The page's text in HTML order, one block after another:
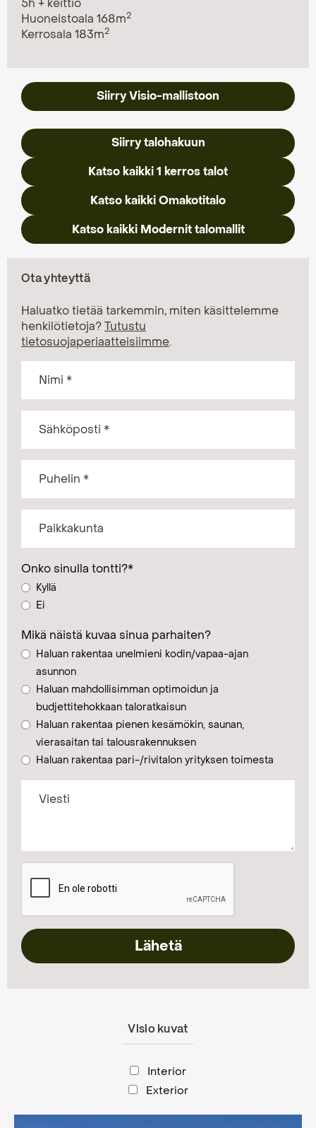
5h + keittiö
Huoneistoala 168m2
Kerrosala 183m2
Siirry Visio-mallistoon
Siirry talohakuun
Katso kaikki 1 kerros talot
Katso kaikki Omakotitalo
Katso kaikki Modernit talomallit
Ota yhteyttä
Haluatko tietää tarkemmin, miten käsittelemme
henkilötietoja?Tutustu
tietosuojaperiaatteisiimme.
Onko sinulla tontti?*
Kyllä
Ei
Mikä näistä kuvaa sinua parhaiten?
Haluan rakentaa unelmieni kodin/vapaa-ajan
asunnon
Haluan mahdollisimman optimoidun ja
budjettitehokkaan taloratkaisun
Haluan rakentaa pienen kesämökin, saunan,
vierasaitan tai talousrakennuksen
Haluan rakentaa pari-/rivitalon yrityksen toimesta
Visio kuvat
Interior
Exterior